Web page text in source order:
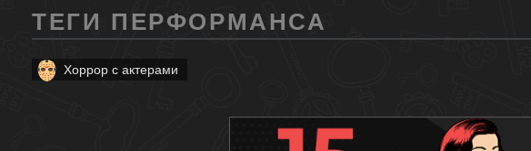
ТЕГИ ПЕРФОРМАНСА
Хоррор с актерами